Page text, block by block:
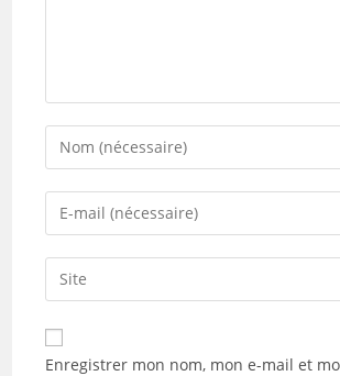
Enter
your
name
comment
Enter
your
email
address
comment
Saisir
l’URL
de
votre
Enregistrer mon nom, mon e-mail et